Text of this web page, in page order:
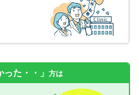
た・・」 方は